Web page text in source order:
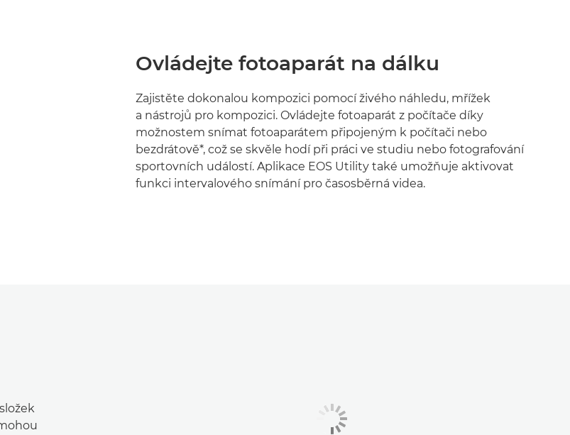
Ovládejte fotoaparát na dálku
Zajistěte dokonalou kompozici pomocí živého náhledu, mřížek
a nástrojů pro kompozici. Ovládejte fotoaparát z počítače díky
možnostem snímat fotoaparátem připojeným k počítači nebo
bezdrátově*, což se skvěle hodí při práci ve studiu nebo fotografování
sportovních událostí. Aplikace EOS Utility také umožňuje aktivovat
funkci intervalového snímání pro časosběrná videa.